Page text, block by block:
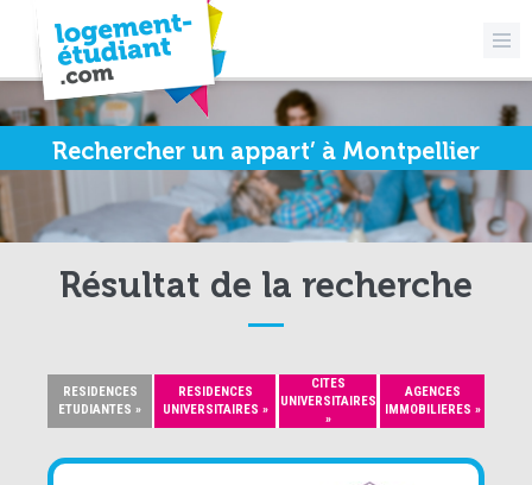
Rechercher un appart’ à Montpellier
Résultat de la recherche
RESIDENCES
ETUDIANTES »
RESIDENCES
UNIVERSITAIRES »
CITES
UNIVERSITAIRES
»
AGENCES
IMMOBILIERES »